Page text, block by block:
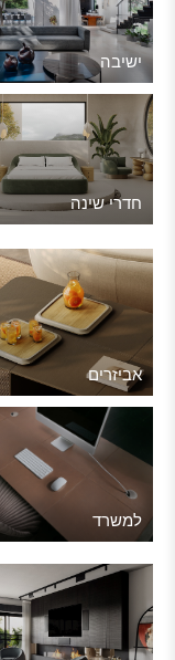
ישיבה
חדרי שינה
אביזרים
למשרד